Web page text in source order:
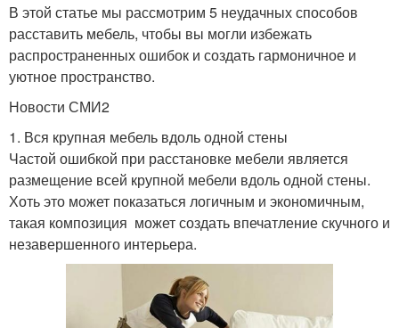
В этой статье мы рассмотрим 5 неудачных способов
расставить мебель, чтобы вы могли избежать
распространенных ошибок и создать гармоничное и
уютное пространство.
Новости СМИ2
1. Вся крупная мебель вдоль одной стены
Частой ошибкой при расстановке мебели является
размещение всей крупной мебели вдоль одной стены.
Хоть это может показаться логичным и экономичным,
такая композиция может создать впечатление скучного и
незавершенного интерьера.